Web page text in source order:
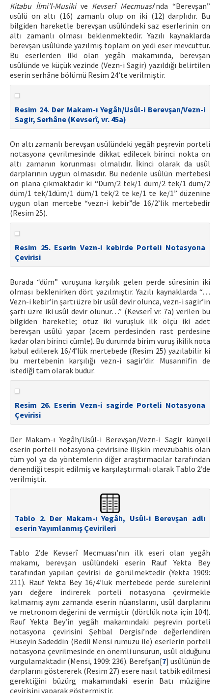
Kitabu İlmi’l-Musikive Kevserî Mecmuası’nda “Berevşan”
usûlü on altı (16) zamanlı olup on iki (12) darplıdır. Bu
bilgiden hareketle berevşan usûlündeki saz eserlerinin on
altı zamanlı olması beklenmektedir. Yazılı kaynaklarda
berevşan usûlünde yazılmış toplam on yedi eser mevcuttur.
Bu eserlerden ilki olan yegâh makamında, berevşan
usûlünde ve küçük vezinde (Vezn-i Sagir) yazıldığı belirtilen
eserin serhâne bölümü Resim 24’te verilmiştir.
Resim 24. Der Makam-ı Yegâh/Usûl-i Berevşan/Vezn-i
Sagir, Serhâne (Kevserî, vr. 45a)
On altı zamanlı berevşan usûlündeki yegâh peşrevin porteli
notasyona çevrilmesinde dikkat edilecek birinci nokta on
altı zamanın korunması olmalıdır. İkinci olarak da usûl
darplarının uygun olmasıdır. Bu nedenle usûlün mertebesi
ön plana çıkmaktadır ki “Düm/2 tek/1 düm/2 tek/1 düm/2
düm/1 tek/1düm/1 düm/1 tek/2 te ke/1 te ke/1” düzenine
uygun olan mertebe “vezn-i kebir”de 16/2’lik mertebedir
(Resim 25).
Resim 25. Eserin Vezn-i kebirde Porteli Notasyona
Çevirisi
Burada “düm” vuruşuna karşılık gelen perde süresinin iki
olması beklenirken dört yazılmıştır. Yazılı kaynaklarda “…
Vezn-i kebir’in şartı üzre bir usûl devir olunca, vezn-i sagir’in
şartı üzre iki usûl devir olunur…” (Kevserî vr. 7a) verilen bu
bilgiden hareketle; otuz iki vuruşluk ilk ölçü iki adet
berevşan usûlü yapar (acem perdesinden rast perdesine
kadar olan birinci cümle). Bu durumda birim vuruş ikilik nota
kabul edilerek 16/4’lük mertebede (Resim 25) yazılabilir ki
bu mertebenin karşılığı vezn-i sagir’dir. Musannifin de
istediği tam olarak budur.
Resim 26. Eserin Vezn-i sagirde Porteli Notasyona
Çevirisi
Der Makam-ı Yegâh/Usûl-i Berevşan/Vezn-i Sagir künyeli
eserin porteli notasyona çevirisine ilişkin mevzubahis olan
tüm yol ya da yöntemlerin diğer araştırmacılar tarafından
denendiği tespit edilmiş ve karşılaştırmalı olarak Tablo 2’de
verilmiştir.
Tablo 2. Der Makam-ı Yegâh, Usûl-i Berevşan adlı
eserin Yayımlanmış Çevirileri
Tablo 2’de Kevserî Mecmuası’nın ilk eseri olan yegâh
makamı, berevşan usûlündeki eserin Rauf Yekta Bey
tarafından yapılan çevirisi de görülmektedir (Yekta 1909:
211). Rauf Yekta Bey 16/4’lük mertebede perde sürelerini
yarı değere indirerek porteli notasyona çevirmekle
kalmamış aynı zamanda eserin nüanslarını, usûl darplarını
ve metronom değerini de vermiştir (dörtlük nota için 104).
Rauf Yekta Bey’in yegâh makamındaki peşrevin porteli
notasyona çevirisini Şehbal Dergisi’nde değerlendiren
Hüseyin Sadeddin (Bedii Mensi rumuzu ile) eserlerin porteli
notasyona çevrilmesinde en önemli unsurun, usûl olduğunu
vurgulamaktadır (Mensi, 1909: 236). Berefşan[7] usûlünün de
darplarını göstererek (Resim 27) esere nasıl tatbik edilmesi
gerektiğini büzürg makamındaki eserin Batı müziğine
çevirisini yaparak göstermiştir.